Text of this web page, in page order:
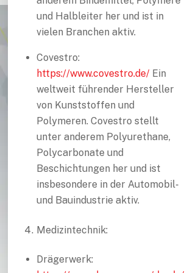
und Halbleiter her und ist in
vielen Branchen aktiv.
Covestro:
https://www.covestro.de/ Ein
weltweit führender Hersteller
von Kunststoffen und
Polymeren. Covestro stellt
unter anderem Polyurethane,
Polycarbonate und
Beschichtungen her und ist
insbesondere in der Automobil-
und Bauindustrie aktiv.
Medizintechnik:
Drägerwerk: